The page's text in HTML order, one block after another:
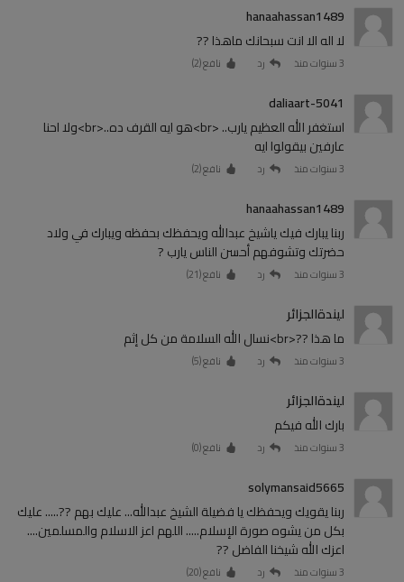
hanaahassan1489
لا اله الا انت سبحانك ماهذا ??
3 سنوات منذ رد نافع (2
)
daliaart-5041
استغفر الله العظيم يارب.. <br>هو ايه القرف ده..<br>ولا احنا
عارفين بيقولوا ايه
3 سنوات منذ رد نافع (2
)
hanaahassan1489
ربنا يبارك فيك ياشيخ عبدالله ويحفظك بحفظه ويبارك في ولاد
حضرتك وتشوفهم أحسن الناس يارب ?
3 سنوات منذ رد نافع (21
)
ليندةالجزائر
ما هذا ??<br>نسال الله السلامة من كل إثم
3 سنوات منذ رد نافع (5
)
ليندةالجزائر
بارك الله فيكم
3 سنوات منذ رد نافع (0
)
solymansaid5665
ربنا يقويك ويحفظك يا فضيلة الشيخ عبدالله... عليك بهم ??..... عليك
بكل من يشوه صورة الإسلام..... اللهم اعز الاسلام والمسلمين....
اعزك الله شيخنا الفاضل ??
3 سنوات منذ رد نافع (20
)